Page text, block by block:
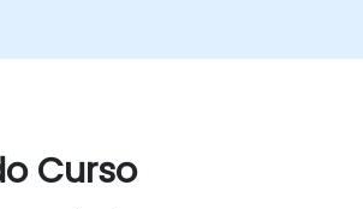
Curso